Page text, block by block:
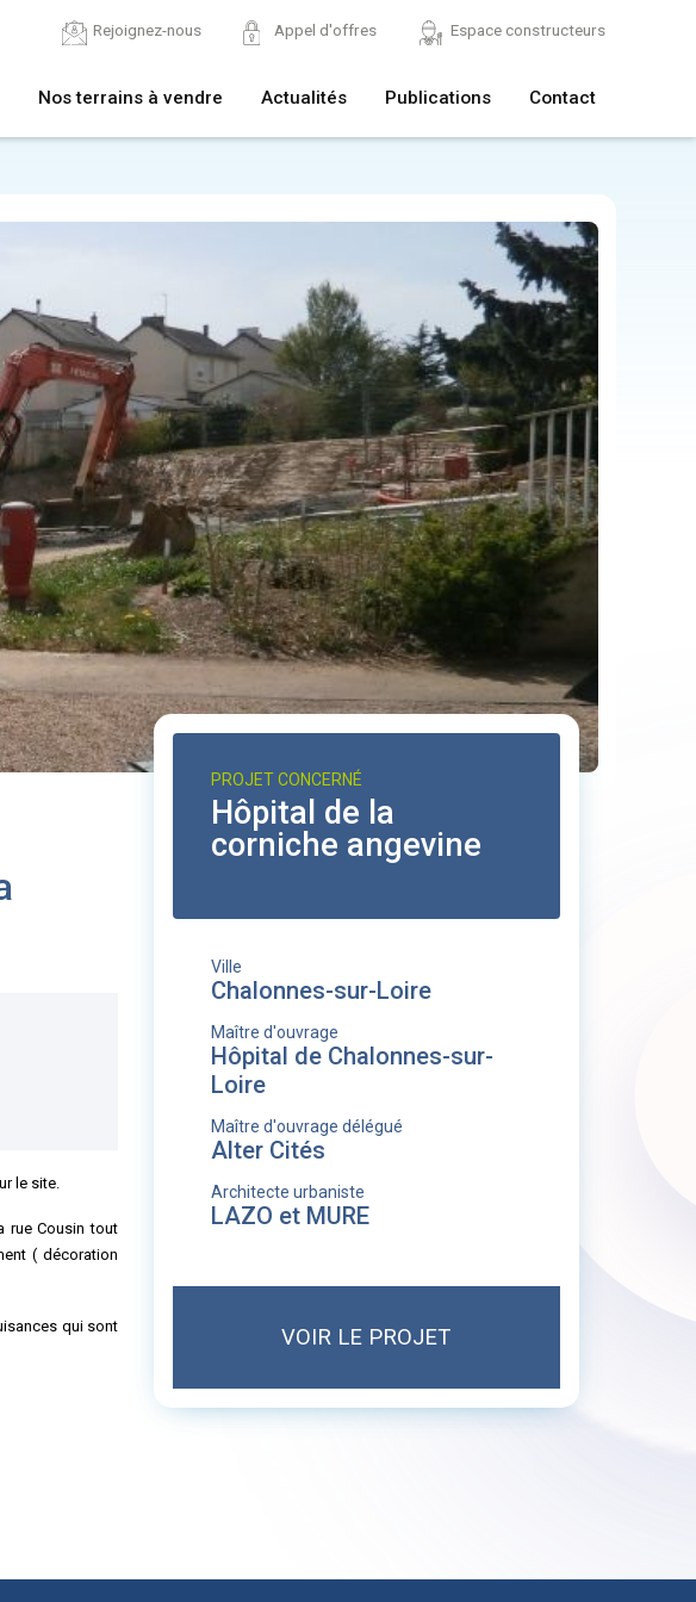
Rejoignez-nous Appel d'offres Espace constructeurs
Nos terrains à vendre Actualités Publications Contact
le site.
rue Cousin tout
( décoration
qui sont
PROJET CONCERNÉ
Hôpital de la
corniche angevine
Ville
Chalonnes-sur-Loire
Maître d'ouvrage
Hôpital de Chalonnes-sur-
Loire
Maître d'ouvrage délégué
Alter Cités
Architecte urbaniste
LAZO et MURE
VOIR LE PROJET